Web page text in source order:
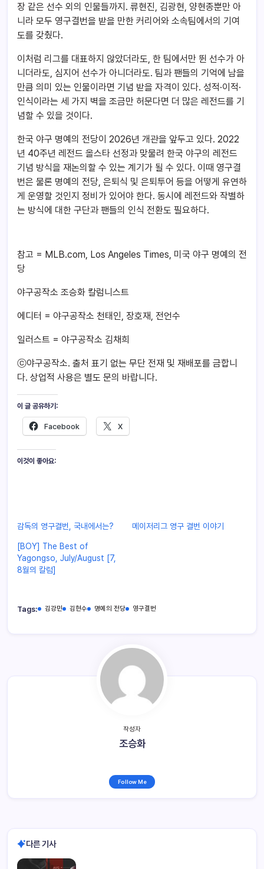
장 같은 선수 외의 인물들까지. 류현진, 김광현, 양현종뿐만 아
니라 모두 영구결번을 받을 만한 커리어와 소속팀에서의 기여
도를 갖췄다.
이처럼 리그를 대표하지 않았더라도, 한 팀에서만 뛴 선수가 아
니더라도, 심지어 선수가 아니더라도. 팀과 팬들의 기억에 남을
만큼 의미 있는 인물이라면 기념 받을 자격이 있다. 성적·이적·
인식이라는 세 가지 벽을 조금만 허문다면 더 많은 레전드를 기
념할 수 있을 것이다.
한국 야구 명예의 전당이 2026년 개관을 앞두고 있다. 2022
년 40주년 레전드 올스타 선정과 맞물려 한국 야구의 레전드
기념 방식을 재논의할 수 있는 계기가 될 수 있다. 이때 영구결
번은 물론 명예의 전당, 은퇴식 및 은퇴투어 등을 어떻게 유연하
게 운영할 것인지 정비가 있어야 한다. 동시에 레전드와 작별하
는 방식에 대한 구단과 팬들의 인식 전환도 필요하다.
참고 = MLB.com, Los Angeles Times, 미국 야구 명예의 전
당
야구공작소 조승화 칼럼니스트
에디터 = 야구공작소 천태인, 장호재, 전언수
일러스트 = 야구공작소 김채희
ⓒ야구공작소. 출처 표기 없는 무단 전재 및 재배포를 금합니
다. 상업적 사용은 별도 문의 바랍니다.
이 글 공유하기:
Facebook X
이것이 좋아요:
감독의 영구결번, 국내에서는? 메이저리그 영구 결번 이야기
[BOY] The Best of
Yagongso, July/August [7,
8월의 칼럼]
Tags: 김강민 김현수 명예의 전당 영구결번
작성자
조승화
Follow Me
다른 기사